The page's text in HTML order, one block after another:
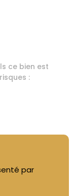
ce bien est
:
par